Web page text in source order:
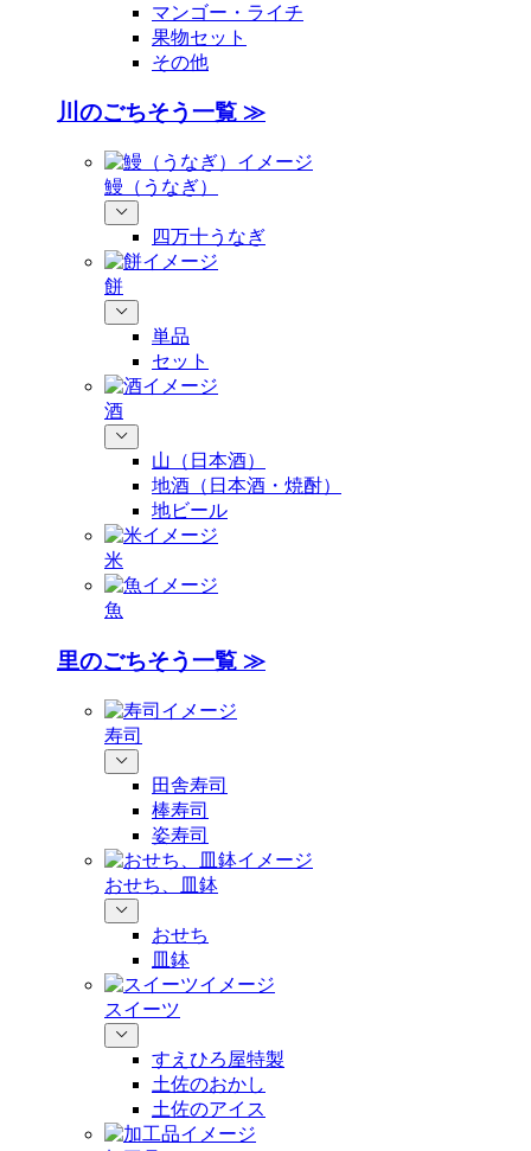
マンゴー・ライチ
果物セット
その他
川のごちそう一覧 ≫
鰻（うなぎ）
四万十うなぎ
餅
単品
セット
酒
山（日本酒）
地酒（日本酒・焼酎）
地ビール
米
魚
里のごちそう一覧 ≫
寿司
田舎寿司
棒寿司
姿寿司
おせち、皿鉢
おせち
皿鉢
スイーツ
すえひろ屋特製
土佐のおかし
土佐のアイス